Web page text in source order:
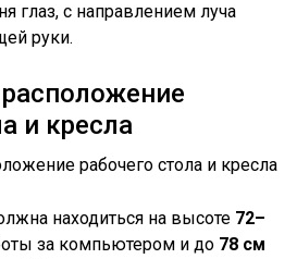
глаз, с направлением луча
руки.
и кресла
находиться на высоте 72–
за компьютером и до 78 см